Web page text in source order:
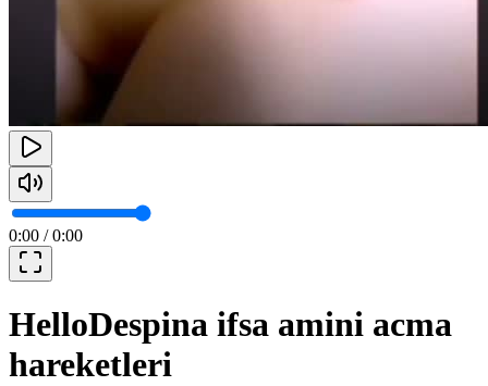
0:00 /0:00
HelloDespina ifsa amini acma
hareketleri